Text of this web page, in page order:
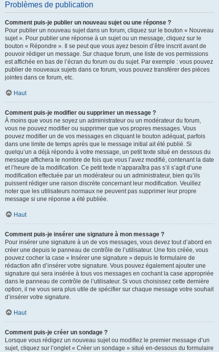
Problèmes de publication
Comment puis-je publier un nouveau sujet ou une réponse ?
Pour publier un nouveau sujet dans un forum, cliquez sur le bouton « Nouveau
sujet ». Pour publier une réponse à un sujet ou un message, cliquez sur le
bouton « Répondre ». Il se peut que vous ayez besoin d’être inscrit avant de
pouvoir rédiger un message. Sur chaque forum, une liste de vos permissions
est affichée en bas de l’écran du forum ou du sujet. Par exemple : vous pouvez
publier de nouveaux sujets dans ce forum, vous pouvez transférer des pièces
jointes dans ce forum, etc.
Haut
Comment puis-je modifier ou supprimer un message ?
À moins que vous ne soyez un administrateur ou un modérateur du forum,
vous ne pouvez modifier ou supprimer que vos propres messages. Vous
pouvez modifier un de vos messages en cliquant le bouton adéquat, parfois
dans une limite de temps après que le message initial ait été publié. Si
quelqu’un a déjà répondu à votre message, un petit texte situé en dessous du
message affichera le nombre de fois que vous l’avez modifié, contenant la date
et l’heure de la modification. Ce petit texte n’apparaîtra pas s’il s’agit d’une
modification effectuée par un modérateur ou un administrateur, bien qu’ils
puissent rédiger une raison discrète concernant leur modification. Veuillez
noter que les utilisateurs normaux ne peuvent pas supprimer leur propre
message si une réponse a été publiée.
Haut
Comment puis-je insérer une signature à mon message ?
Pour insérer une signature à un de vos messages, vous devez tout d’abord en
créer une depuis le panneau de contrôle de l’utilisateur. Une fois créée, vous
pouvez cocher la case « Insérer une signature » depuis le formulaire de
rédaction afin d’insérer votre signature. Vous pouvez également ajouter une
signature qui sera insérée à tous vos messages en cochant la case appropriée
dans le panneau de contrôle de l’utilisateur. Si vous choisissez cette dernière
option, il ne vous sera plus utile de spécifier sur chaque message votre souhait
d’insérer votre signature.
Haut
Comment puis-je créer un sondage ?
Lorsque vous rédigez un nouveau sujet ou modifiez le premier message d’un
sujet, cliquez sur l’onglet « Créer un sondage » situé en-dessous du formulaire